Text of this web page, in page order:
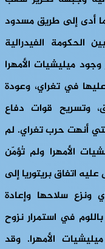
بشكل حاد منذ مطلع عام 2025، ما أدى إلى طريق مسدود
الحكومة الفيدرالية
ميليشيات الأمهرا
في تغراي، وعودة
وتسريح قوات دفاع
التي أنهت حرب تغراي. لم
الأمهرا ولم تُؤمّن
اتفاق بريتوريا إلى
سلاحها وإعادة
في استمرار نزوح
الأمهرا. وقد